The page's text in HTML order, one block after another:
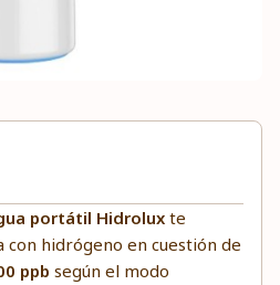
portátil Hidrolux te
hidrógeno en cuestión de
ppb según el modo